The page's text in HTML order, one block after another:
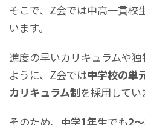
そこで、Z会では中高一貫校
います。
進度の早いカリキュラムや
ように、Z会では中学校の単
カリキュラム制を採用してい
そのため、 中学1年生でも2